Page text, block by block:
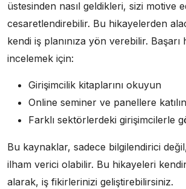
üstesinden nasıl geldikleri, sizi motive
cesaretlendirebilir. Bu hikayelerden
kendi iş planınıza yön verebilir. Başarı
incelemek için:
Girişimcilik kitaplarını okuyun
Online seminer ve panellere katılın
Farklı sektörlerdeki girişimcilerle
Bu kaynaklar, sadece bilgilendirici
ilham verici olabilir. Bu hikayeleri
alarak, iş fikirlerinizi geliştirebilirsiniz.